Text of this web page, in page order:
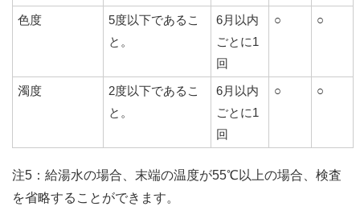
色度
5度以下であるこ
と。
6月以内
ごとに1
回
○ ○
濁度
2度以下であるこ
と。
6月以内
ごとに1
回
○ ○
注5：給湯水の場合、末端の温度が55℃以上の場合、検査
を省略することができます。